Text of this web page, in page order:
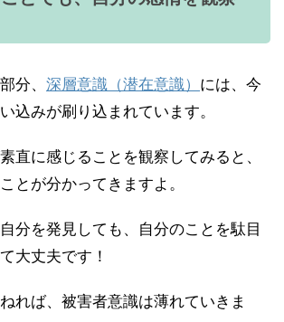
分、 深層意識（潜在意識） には、今
込みが刷り込まれています。
直に感じることを観察してみると、
とが分かってきますよ。
分を発見しても、自分のことを駄目
大丈夫です！
れば、被害者意識は薄れていきま